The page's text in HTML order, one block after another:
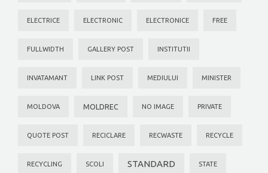
ELECTRICE ELECTRONIC ELECTRONICE FREE
FULLWIDTH GALLERY POST INSTITUTII
INVATAMANT LINK POST MEDIULUI MINISTER
MOLDOVA MOLDREC NO IMAGE PRIVATE
QUOTE POST RECICLARE RECWASTE RECYCLE
RECYCLING SCOLI STANDARD STATE